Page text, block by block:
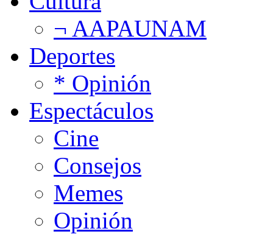
¬ AAPAUNAM
Deportes
* Opinión
Espectáculos
Cine
Consejos
Memes
Opinión